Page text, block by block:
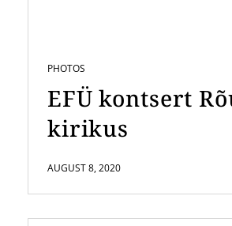
PHOTOS
EFÜ kontsert
kirikus
AUGUST 8, 2020